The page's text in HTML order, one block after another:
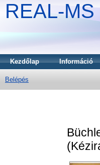
REAL-MS
Kezdőlap Információ
Belépés